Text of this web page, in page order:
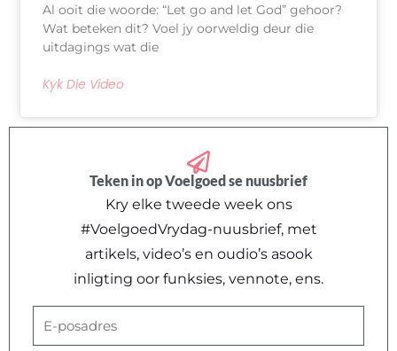
Al ooit die woorde: “Let go and let God” gehoor?
Wat beteken dit? Voel jy oorweldig deur die
uitdagings wat die
Kyk Die Video
Teken in op Voelgoed se nuusbrief
Kry elke tweede week ons
#VoelgoedVrydag-nuusbrief, met
artikels, video’s en oudio’s asook
inligting oor funksies, vennote, ens.
posadres